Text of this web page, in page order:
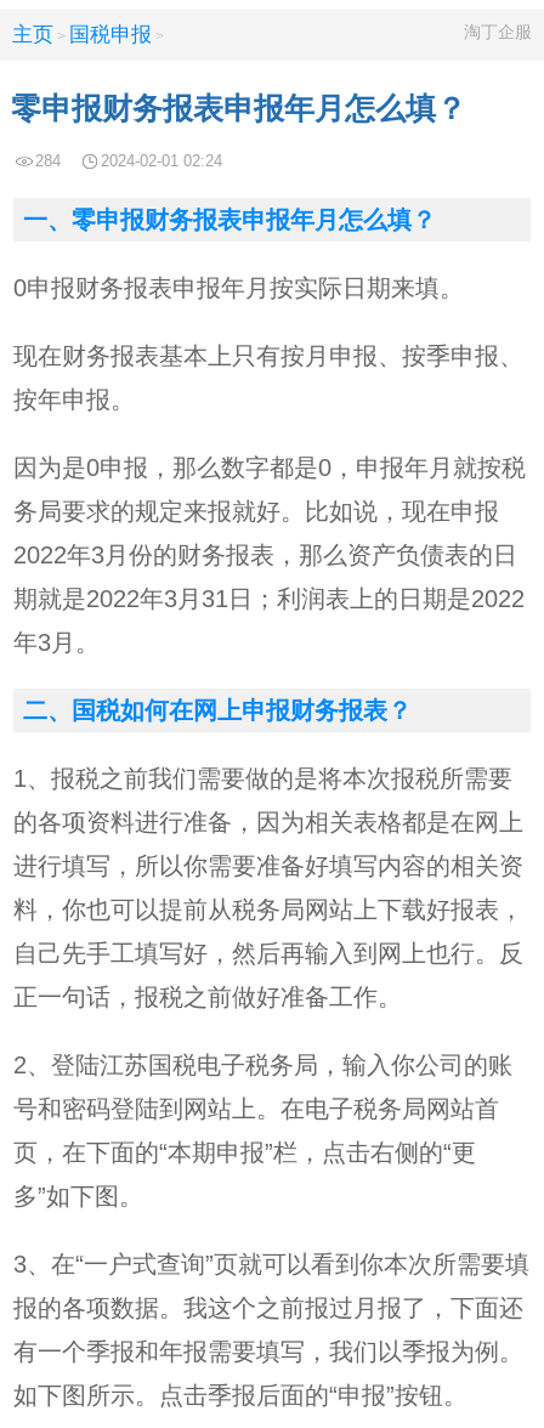
主页 > 国税申报 > 淘丁企服
零申报财务报表申报年月怎么填？
284 2024-02-01 02:24
一、零申报财务报表申报年月怎么填？
0申报财务报表申报年月按实际日期来填。
现在财务报表基本上只有按月申报、按季申报、
按年申报。
因为是0申报，那么数字都是0，申报年月就按税
务局要求的规定来报就好。比如说，现在申报
2022年3月份的财务报表，那么资产负债表的日
期就是2022年3月31日；利润表上的日期是2022
年3月。
二、国税如何在网上申报财务报表？
1、报税之前我们需要做的是将本次报税所需要
的各项资料进行准备，因为相关表格都是在网上
进行填写，所以你需要准备好填写内容的相关资
料，你也可以提前从税务局网站上下载好报表，
自己先手工填写好，然后再输入到网上也行。反
正一句话，报税之前做好准备工作。
2、登陆江苏国税电子税务局，输入你公司的账
号和密码登陆到网站上。在电子税务局网站首
页，在下面的“本期申报”栏，点击右侧的“更
多”如下图。
3、在“一户式查询”页就可以看到你本次所需要填
报的各项数据。我这个之前报过月报了，下面还
有一个季报和年报需要填写，我们以季报为例。
如下图所示。点击季报后面的“申报”按钮。